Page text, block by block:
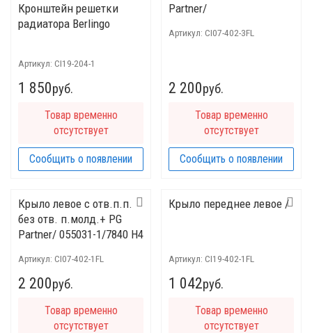
Кронштейн решетки
радиатора Berlingo
Артикул: CI19-204-1
1 850руб.
Товар временно
отсутствует
Сообщить о появлении
Partner/
Артикул: CI07-402-3FL
2 200руб.
Товар временно
отсутствует
Сообщить о появлении
Крыло левое с отв.п.п.
без отв. п.молд.+ PG
Partner/ 055031-1/7840 H4
Артикул: CI07-402-1FL
2 200руб.
Товар временно
отсутствует
Крыло переднее левое /
Артикул: CI19-402-1FL
1 042руб.
Товар временно
отсутствует